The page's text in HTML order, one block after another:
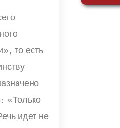
то есть
«Только
идет не